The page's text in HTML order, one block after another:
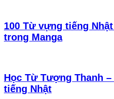
100 Từ vựng tiếng
trong Manga
Học Từ Tượng Thanh
tiếng Nhật